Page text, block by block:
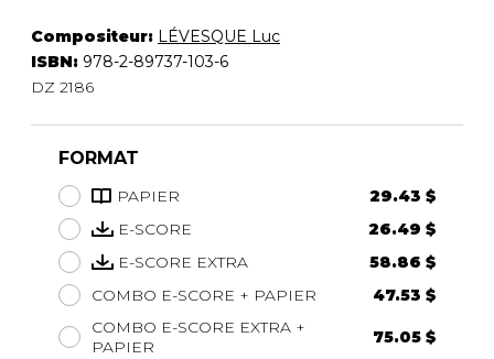
Compositeur: LÉVESQUE Luc
ISBN: 978-2-89737-103-6
DZ 2186
FORMAT
PAPIER
29.43 $
E-SCORE
26.49 $
E-SCORE EXTRA
58.86 $
COMBO E-SCORE + PAPIER
47.53 $
COMBO E-SCORE EXTRA +
PAPIER
75.05 $